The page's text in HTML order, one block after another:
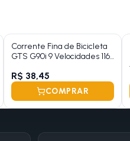
Corrente Fina de Bicicleta
GTS G90i 9 Velocidades 116
R$ 38,45
COMPRAR